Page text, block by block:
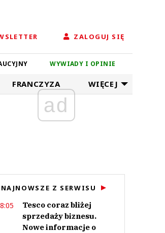
ZALOGUJ SIĘ
WYWIADY I OPINIE
FRANCZYZA WIĘCEJ
ad
NAJNOWSZE Z SERWISU
Tesco coraz bliżej
sprzedaży biznesu.
Nowe informacje o